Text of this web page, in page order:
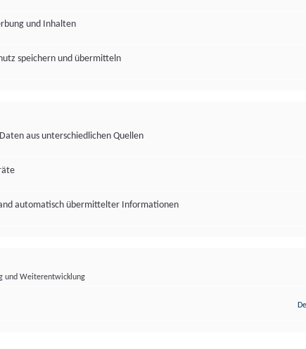
und Inhalten
speichern und übermitteln
aus unterschiedlichen Quellen
automatisch übermittelter Informationen
und Weiterentwicklung